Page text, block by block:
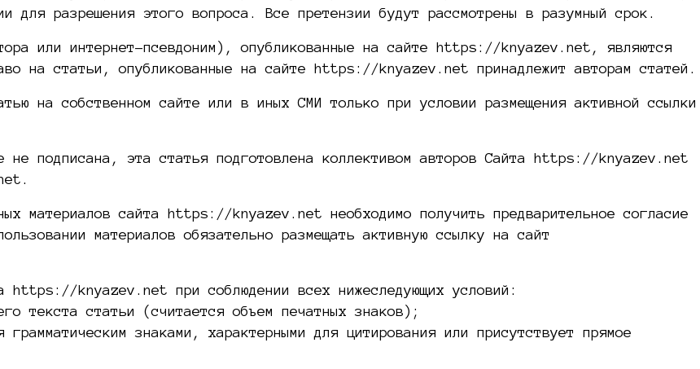
для разрешения этого вопроса. Все претензии будут рассмотрены в разумный срок.
или интернет-псевдоним), опубликованные на сайте https://knyazev.net, являются
на статьи, опубликованные на сайте https://knyazev.net принадлежит авторам статей.
на собственном сайте или в иных СМИ только при условии размещения активной ссылки
подписана, эта статья подготовлена коллективом авторов Сайта https://knyazev.net
материалов сайта https://knyazev.net необходимо получить предварительное согласие
материалов обязательно размещать активную ссылку на сайт
https://knyazev.net при соблюдении всех нижеследующих условий:
текста статьи (считается объем печатных знаков);
грамматическим знаками, характерными для цитирования или присутствует прямое